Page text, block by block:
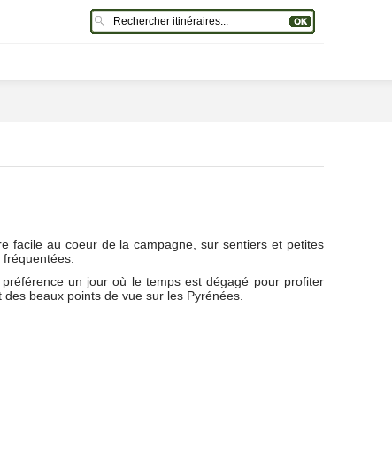
facile au coeur de la campagne, sur sentiers et petites
un jour où le temps est dégagé pour profiter
des beaux points de vue sur les Pyrénées.